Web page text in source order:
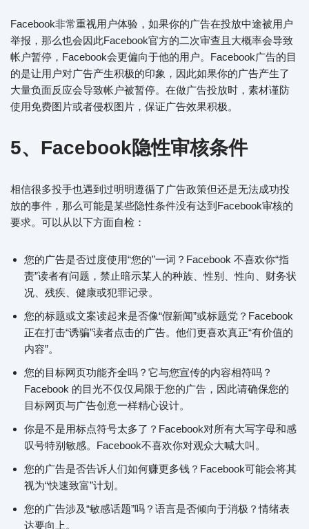
Facebook非常重视用户体验，如果你的广告在投放中途被用户
举报，那么也会因此Facebook官方的二次审查且大概率会导致
帐户暂停，Facebook会更偏向于他的用户。Facebook广告的目
的是让用户对广告产生积极的印象，因此如果你的广告产生了
大量负面反应会导致帐户被暂停。在做广告投放时，素材谨防
使用免费图片或者侵权图片，保证广告效果积极。
5、Facebook隐性审核条件
相信很多投手也遇到过明明遵循了广告政策但还是无法成功投
放的事件，那么可能是某些隐性条件没有达到Facebook审核的
要求。可以从以下方面自检：
您的广告是否过度使用“您的”一词？Facebook 不喜欢你“指
责”读者有问题，禁止暗示某人的种族、性别、性向、财务状
况、残疾、健康或犯罪记录。
您的标题或文案读起来是否像“假新闻”或标题党？Facebook
正在打击“诱骗”读者点击的广告。他们更喜欢真正“有价值的
内容”。
您的目标网页功能齐全吗？它与您宣传的内容相符吗？
Facebook 的目光不仅仅局限于您的广告，因此请确保您的
目标网页与广告创意一样精心设计。
你是不是用标点符号太多了？Facebook对所有大写字母和感
叹号特别敏感。Facebook不喜欢你对观众大喊大叫。
您的广告是否告诉人们如何赚更多钱？Facebook可能会将其
视为“快速致富”计划。
您的广告涉及“敏感话题”吗？语言是否倾向于消极？情绪表
达要向上。